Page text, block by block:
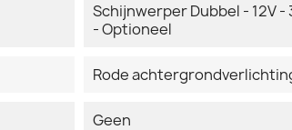
Schijnwerper Dubbel - 12V -
- Optioneel
Rode
Geen